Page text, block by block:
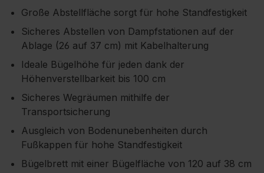
Große Abstellfläche sorgt für hohe Standfestigkeit
Sicheres Abstellen von Dampfstationen auf der
Ablage (26 auf 37 cm) mit Kabelhalterung
Ideale Bügelhöhe für jeden dank der
Höhenverstellbarkeit bis 100 cm
Sicheres Wegräumen mithilfe der
Transportsicherung
Ausgleich von Bodenunebenheiten durch
Fußkappen für hohe Standfestigkeit
Bügelbrett mit einer Bügelfläche von 120 auf 38 cm